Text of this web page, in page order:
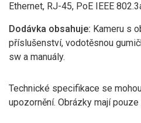
Ethernet, RJ-45, PoE IEEE
Dodávka obsahuje: Kameru s
příslušenství, vodotěsnou
sw a manuály.
Technické specifikace se
upozornění. Obrázky mají